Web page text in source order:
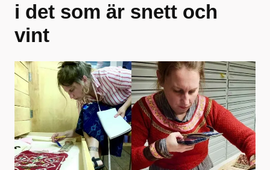
i det som är snett och
vint